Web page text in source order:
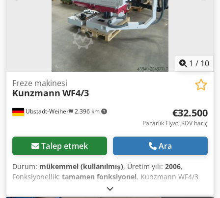
1 / 10
Ubstadt-Weiher 2.396 km
Freze makinesi
Kunzmann WF4/3
€32.500
Pazarlık Fiyatı KDV hariç
Talep etmek Ara
Durum: mükemmel (kullanılmış), Üretim yılı: 2006,
Fonksiyonellik: tamamen fonksiyonel, Kunzmann WF4/3
Takım Frezeleme Makinesi, Heidenhain TNC 124 Kontrol